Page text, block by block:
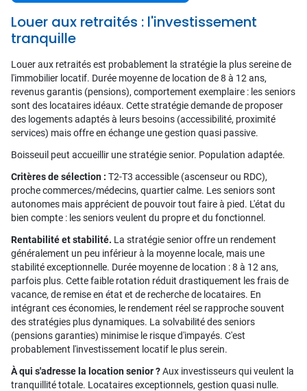
Louer aux retraités : l'investissement
tranquille
Louer aux retraités est probablement la stratégie la plus sereine de
l'immobilier locatif. Durée moyenne de location de 8 à 12 ans,
revenus garantis (pensions), comportement exemplaire : les seniors
sont des locataires idéaux. Cette stratégie demande de proposer
des logements adaptés à leurs besoins (accessibilité, proximité
services) mais offre en échange une gestion quasi passive.
Boisseuil peut accueillir une stratégie senior. Population adaptée.
Critères de sélection : T2-T3 accessible (ascenseur ou RDC),
proche commerces/médecins, quartier calme. Les seniors sont
autonomes mais apprécient de pouvoir tout faire à pied. L'état du
bien compte : les seniors veulent du propre et du fonctionnel.
Rentabilité et stabilité. La stratégie senior offre un rendement
généralement un peu inférieur à la moyenne locale, mais une
stabilité exceptionnelle. Durée moyenne de location : 8 à 12 ans,
parfois plus. Cette faible rotation réduit drastiquement les frais de
vacance, de remise en état et de recherche de locataires. En
intégrant ces économies, le rendement réel se rapproche souvent
des stratégies plus dynamiques. La solvabilité des seniors
(pensions garanties) minimise le risque d'impayés. C'est
probablement l'investissement locatif le plus serein.
À qui s'adresse la location senior ?Aux investisseurs qui veulent la
tranquillité totale. Locataires exceptionnels, gestion quasi nulle.